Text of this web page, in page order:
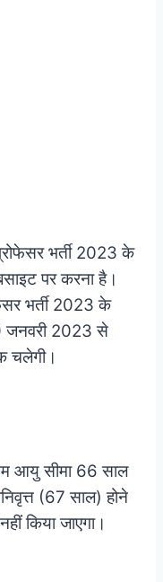
भर्ती 2023 के
पर करना है।
भर्ती 2023 के
जनवरी 2023 से
चलेगी।
आयु सीमा 66 साल
(67 साल) होने
किया जाएगा।